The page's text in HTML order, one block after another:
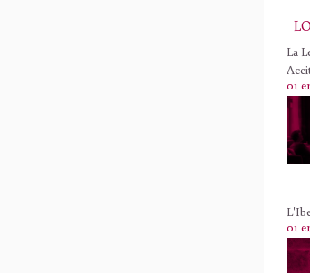
La
01
01